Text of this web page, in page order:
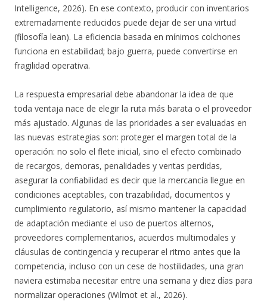
Intelligence, 2026). En ese contexto, producir con inventarios
extremadamente reducidos puede dejar de ser una virtud
(filosofía lean). La eficiencia basada en mínimos colchones
funciona en estabilidad; bajo guerra, puede convertirse en
fragilidad operativa.
La respuesta empresarial debe abandonar la idea de que
toda ventaja nace de elegir la ruta más barata o el proveedor
más ajustado. Algunas de las prioridades a ser evaluadas en
las nuevas estrategias son: proteger el margen total de la
operación: no solo el flete inicial, sino el efecto combinado
de recargos, demoras, penalidades y ventas perdidas,
asegurar la confiabilidad es decir que la mercancía llegue en
condiciones aceptables, con trazabilidad, documentos y
cumplimiento regulatorio, así mismo mantener la capacidad
de adaptación mediante el uso de puertos alternos,
proveedores complementarios, acuerdos multimodales y
cláusulas de contingencia y recuperar el ritmo antes que la
competencia, incluso con un cese de hostilidades, una gran
naviera estimaba necesitar entre una semana y diez días para
normalizar operaciones (Wilmot et al., 2026).